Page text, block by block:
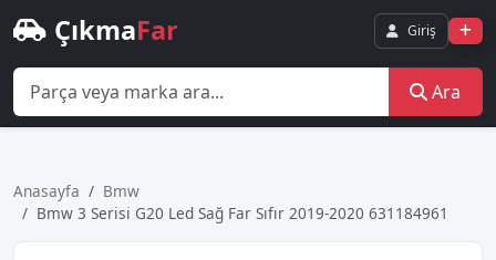
ÇıkmaFar Giriş
Ara
Anasayfa
Bmw
Bmw 3 Seri̇si̇ G20 Led Sağ Far Sıfır 2019-2020 631184961